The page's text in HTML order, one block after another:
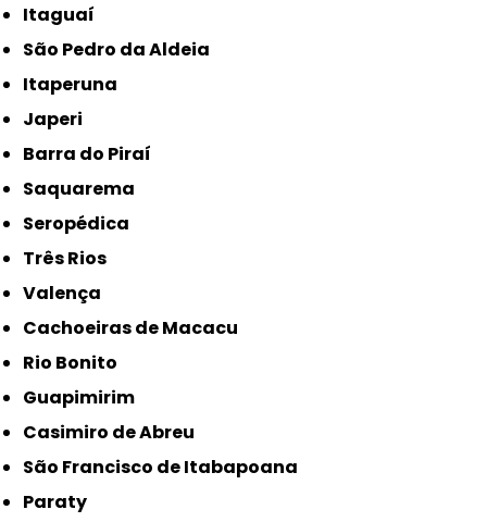
Itaguaí
São Pedro da Aldeia
Itaperuna
Japeri
Barra do Piraí
Saquarema
Seropédica
Três Rios
Valença
Cachoeiras de Macacu
Rio Bonito
Guapimirim
Casimiro de Abreu
São Francisco de Itabapoana
Paraty